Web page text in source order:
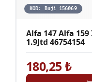
KOD: Buji 156069
Alfa 147 Alfa 159
1.9Jtd 46754154
180,25₺